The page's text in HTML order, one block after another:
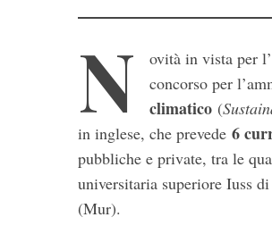
N
ovità in vista per
concorso per
climatico (
in inglese, che prevede 6
pubbliche e private, tra le
universitaria superiore Iuss
(Mur).